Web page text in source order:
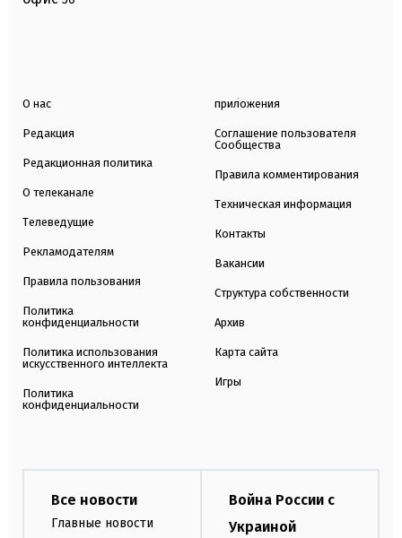
О нас
Редакция
Редакционная политика
О телеканале
Телеведущие
Рекламодателям
Правила пользования
Политика
конфиденциальности
Политика использования
искусственного интеллекта
Политика
конфиденциальности
приложения
Соглашение пользователя
Сообщества
Правила комментирования
Техническая информация
Контакты
Вакансии
Структура собственности
Архив
Карта сайта
Игры
Все новости
Главные новости
Война России с
Украиной